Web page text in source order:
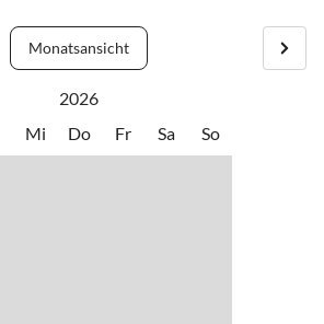
Monatsansicht
2026
Mi Do Fr Sa So